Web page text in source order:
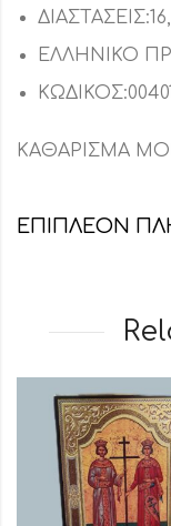
ΕΛΛΗΝΙΚΟ
ΚΩΔΙΚΟΣ:00401
ΚΑΘΑΡΙΣΜΑ
ΕΠΙΠΛΈΟΝ